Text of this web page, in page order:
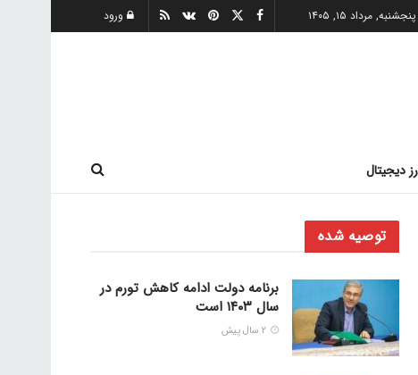
پنجشنبه, مرداد ۱۵, ۱۴۰۵ ورود
دیجیتال
توصیه شده
برنامه دولت ادامه کاهش تورم در
سال ۱۴۰۳ است